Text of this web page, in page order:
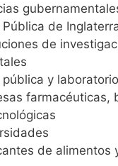
Pública de
de
pública y
farmacéuticas,
de alimentos